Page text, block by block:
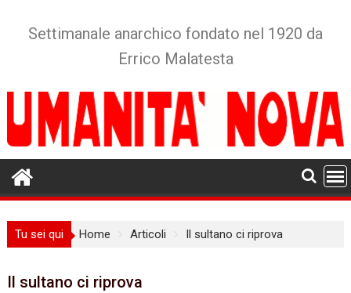
Settimanale anarchico fondato nel 1920 da
Errico Malatesta
Tu sei qui Home Articoli Il sultano ci riprova
Il sultano ci riprova